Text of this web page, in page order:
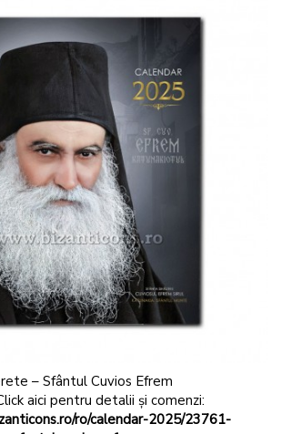
– Sfântul Cuvios Efrem
aici pentru detalii și comenzi:
ro/calendar-2025/23761-